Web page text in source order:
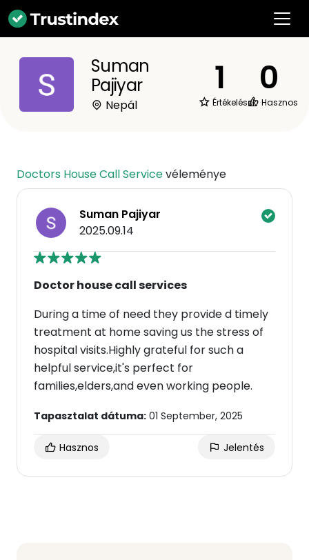
Suman
Pajiyar
Nepál
1
Értékelések
0
Hasznos
Doctors House Call Servicevéleménye
Suman Pajiyar
2025.09.14
Doctor house call services
During a time of need they provide d timely
treatment at home saving us the stress of
hospital visits.Highly grateful for such a
helpful service,it's perfect for
families,elders,and even working people.
Tapasztalat dátuma: 01 September, 2025
Hasznos Jelentés